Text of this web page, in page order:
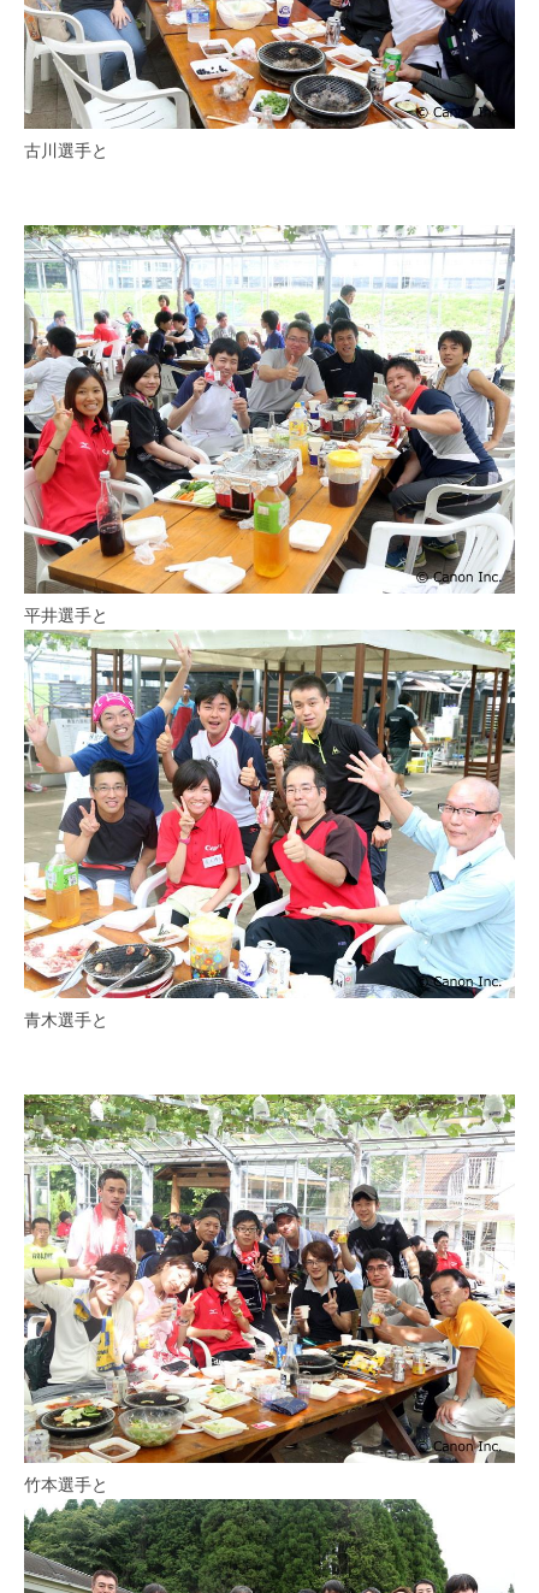
古川選手と
平井選手と
青木選手と
竹本選手と